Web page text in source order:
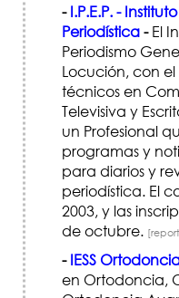
- I.P.E.P. -
Periodística-El
Periodismo
Locución, con
técnicos en
Televisiva y
un Profesional
programas y
para diarios y
periodística. El
2003, y las
de octubre.
- IESS
en Ortodoncia,